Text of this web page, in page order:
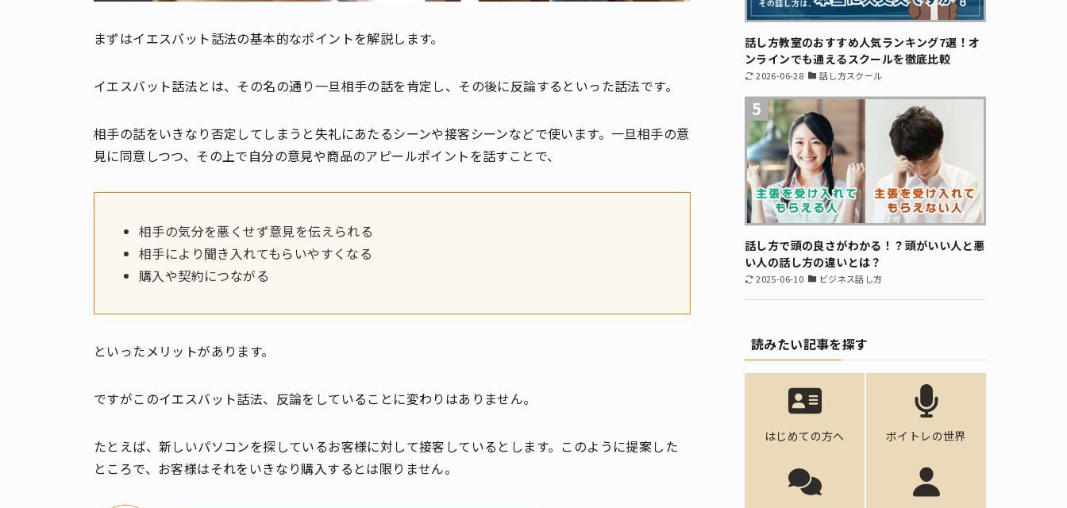
まずはイエスバット話法の基本的なポイントを解説します。
イエスバット話法とは、その名の通り一旦相手の話を肯定し、その後に反論するといった話法です。
相手の話をいきなり否定してしまうと失礼にあたるシーンや接客シーンなどで使います。一旦相手の意
見に同意しつつ、その上で自分の意見や商品のアピールポイントを話すことで、
相手の気分を悪くせず意見を伝えられる
相手により聞き入れてもらいやすくなる
購入や契約につながる
といったメリットがあります。
ですがこのイエスバット話法、反論をしていることに変わりはありません。
たとえば、新しいパソコンを探しているお客様に対して接客しているとします。このように提案した
ところで、お客様はそれをいきなり購入するとは限りません。
話し方教室のおすすめ人気ランキング7選！オ
ンラインでも通えるスクールを徹底比較
2026-06-28 話し方スクール
5
話し方で頭の良さがわかる！？頭がいい人と悪
い人の話し方の違いとは？
2025-06-10 ビジネス話し方
読みたい記事を探す
はじめての方へ ボイトレの世界